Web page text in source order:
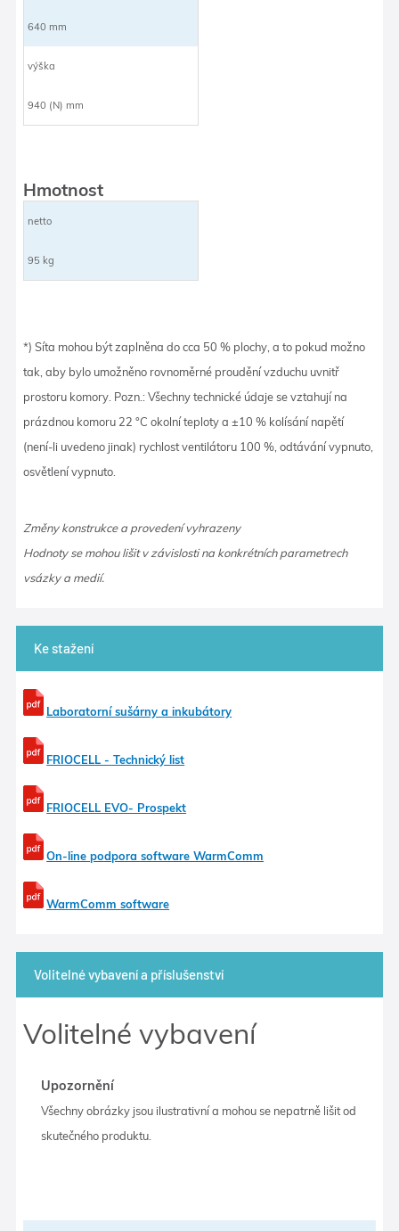
640 mm
výška
940 (N) mm
Hmotnost
netto
95 kg
*) Síta mohou být zaplněna do cca 50 % plochy, a to pokud možno
tak, aby bylo umožněno rovnoměrné proudění vzduchu uvnitř
prostoru komory. Pozn.: Všechny technické údaje se vztahují na
prázdnou komoru 22 °C okolní teploty a ±10 % kolísání napětí
(není-li uvedeno jinak) rychlost ventilátoru 100 %, odtávání vypnuto,
osvětlení vypnuto.
Změny konstrukce a provedení vyhrazeny
Hodnoty se mohou lišit v závislosti na konkrétních parametrech
vsázky a medií.
Ke stažení
Laboratorní sušárny a inkubátory
FRIOCELL - Technický list
FRIOCELL EVO- Prospekt
On-line podpora software WarmComm
WarmComm software
Volitelné vybavení a příslušenství
Volitelné vybavení
Upozornění
Všechny obrázky jsou ilustrativní a mohou se nepatrně lišit od
skutečného produktu.